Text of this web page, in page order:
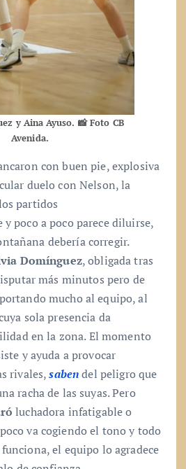
y Aina Ayuso. 📸 Foto CB
Avenida.
con buen pie, explosiva
duelo con Nelson, la
partidos
poco a poco parece diluirse,
debería corregir.
Domínguez, obligada tras
más minutos pero de
mucho al equipo, al
sola presencia da
en la zona. El momento
y ayuda a provocar
rivales,sabendel peligro que
racha de las suyas. Pero
luchadora infatigable o
va cogiendo el tono y todo
el equipo lo agradece